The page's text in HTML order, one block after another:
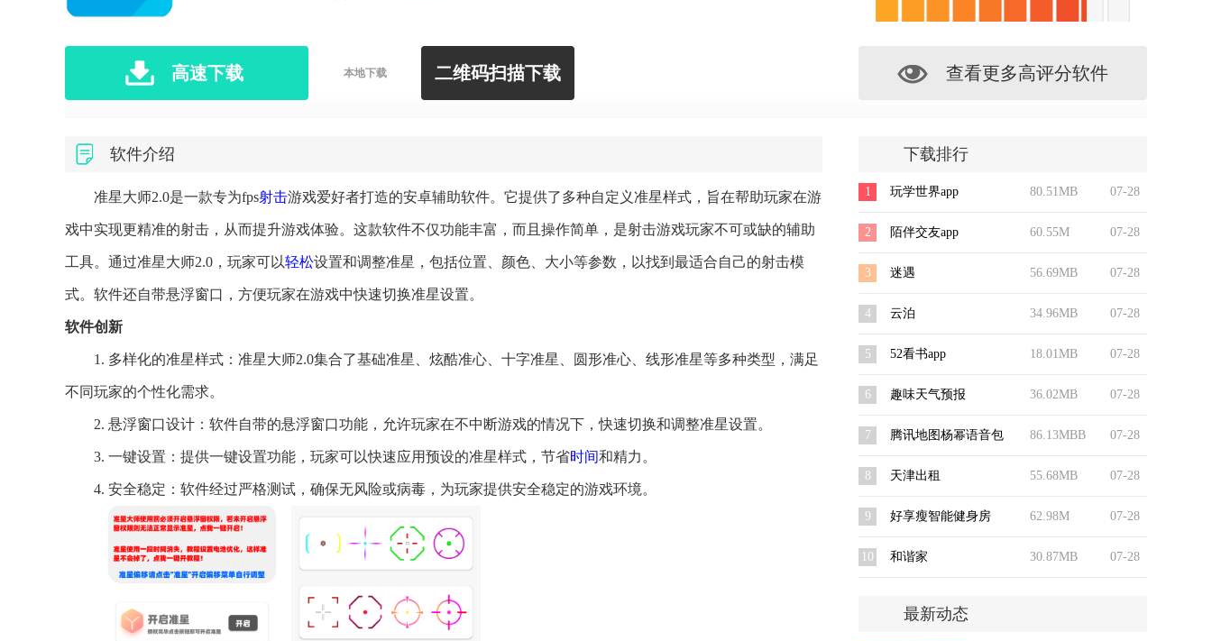
高速下载 本地下载 二维码扫描下载 查看更多高评分软件
软件介绍
准星大师2.0是一款专为fps射击游戏爱好者打造的安卓辅助软件。它提供了多种自定义准星样式，旨在帮助玩家在游
戏中实现更精准的射击，从而提升游戏体验。这款软件不仅功能丰富，而且操作简单，是射击游戏玩家不可或缺的辅助
工具。通过准星大师2.0，玩家可以轻松设置和调整准星，包括位置、颜色、大小等参数，以找到最适合自己的射击模
式。软件还自带悬浮窗口，方便玩家在游戏中快速切换准星设置。
软件创新
1. 多样化的准星样式：准星大师2.0集合了基础准星、炫酷准心、十字准星、圆形准心、线形准星等多种类型，满足
不同玩家的个性化需求。
2. 悬浮窗口设计：软件自带的悬浮窗口功能，允许玩家在不中断游戏的情况下，快速切换和调整准星设置。
3. 一键设置：提供一键设置功能，玩家可以快速应用预设的准星样式，节省时间和精力。
4. 安全稳定：软件经过严格测试，确保无风险或病毒，为玩家提供安全稳定的游戏环境。
下载排行
07-28
80.51MB
1 玩学世界app
07-28
60.55M
2 陌伴交友app
07-28
56.69MB
3 迷遇
07-28
34.96MB
4 云泊
07-28
18.01MB
5 52看书app
07-28
36.02MB
6 趣味天气预报
07-28
86.13MBB
7 腾讯地图杨幂语音包
07-28
55.68MB
8 天津出租
07-28
62.98M
9 好享瘦智能健身房
07-28
30.87MB
10 和谐家
最新动态